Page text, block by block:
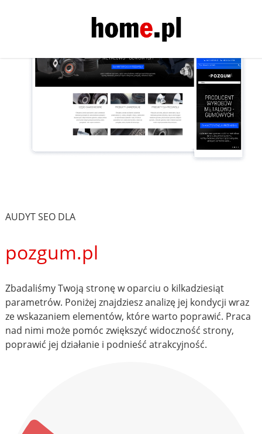
AUDYT SEO DLA
pozgum.pl
Zbadaliśmy Twoją stronę w oparciu o kilkadziesiąt
parametrów. Poniżej znajdziesz analizę jej kondycji wraz
ze wskazaniem elementów, które warto poprawić. Praca
nad nimi może pomóc zwiększyć widoczność strony,
poprawić jej działanie i podnieść atrakcyjność.